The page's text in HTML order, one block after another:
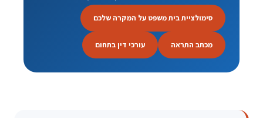
סימולציית בית משפט על המקרה שלכם
מכתב התראה עורכי דין בתחום